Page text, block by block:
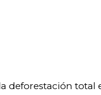
deforestación total